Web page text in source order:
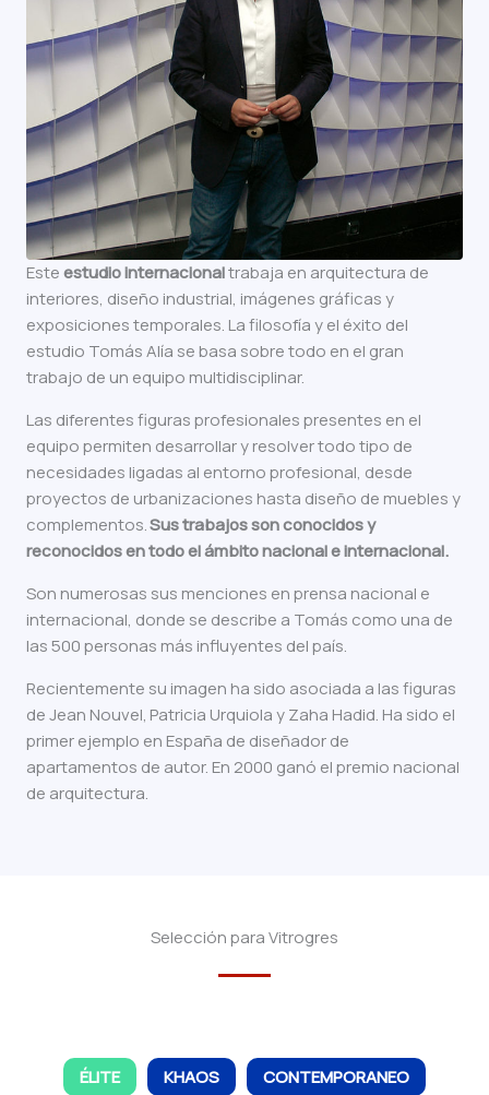
Esteestudio internacionaltrabaja en arquitectura de
interiores, diseño industrial, imágenes gráficas y
exposiciones temporales. La filosofía y el éxito del
estudio Tomás Alía se basa sobre todo en el gran
trabajo de un equipo multidisciplinar.
Las diferentes figuras profesionales presentes en el
equipo permiten desarrollar y resolver todo tipo de
necesidades ligadas al entorno profesional, desde
proyectos de urbanizaciones hasta diseño de muebles y
complementos.Sus trabajos son conocidos y
reconocidos en todo el ámbito nacional e internacional.
Son numerosas sus menciones en prensa nacional e
internacional, donde se describe a Tomás como una de
las 500 personas más influyentes del país.
Recientemente su imagen ha sido asociada a las figuras
de Jean Nouvel, Patricia Urquiola y Zaha Hadid. Ha sido el
primer ejemplo en España de diseñador de
apartamentos de autor. En 2000 ganó el premio nacional
de arquitectura.
Selección para Vitrogres
ÉLITE KHAOS
CONTEMPORANEO